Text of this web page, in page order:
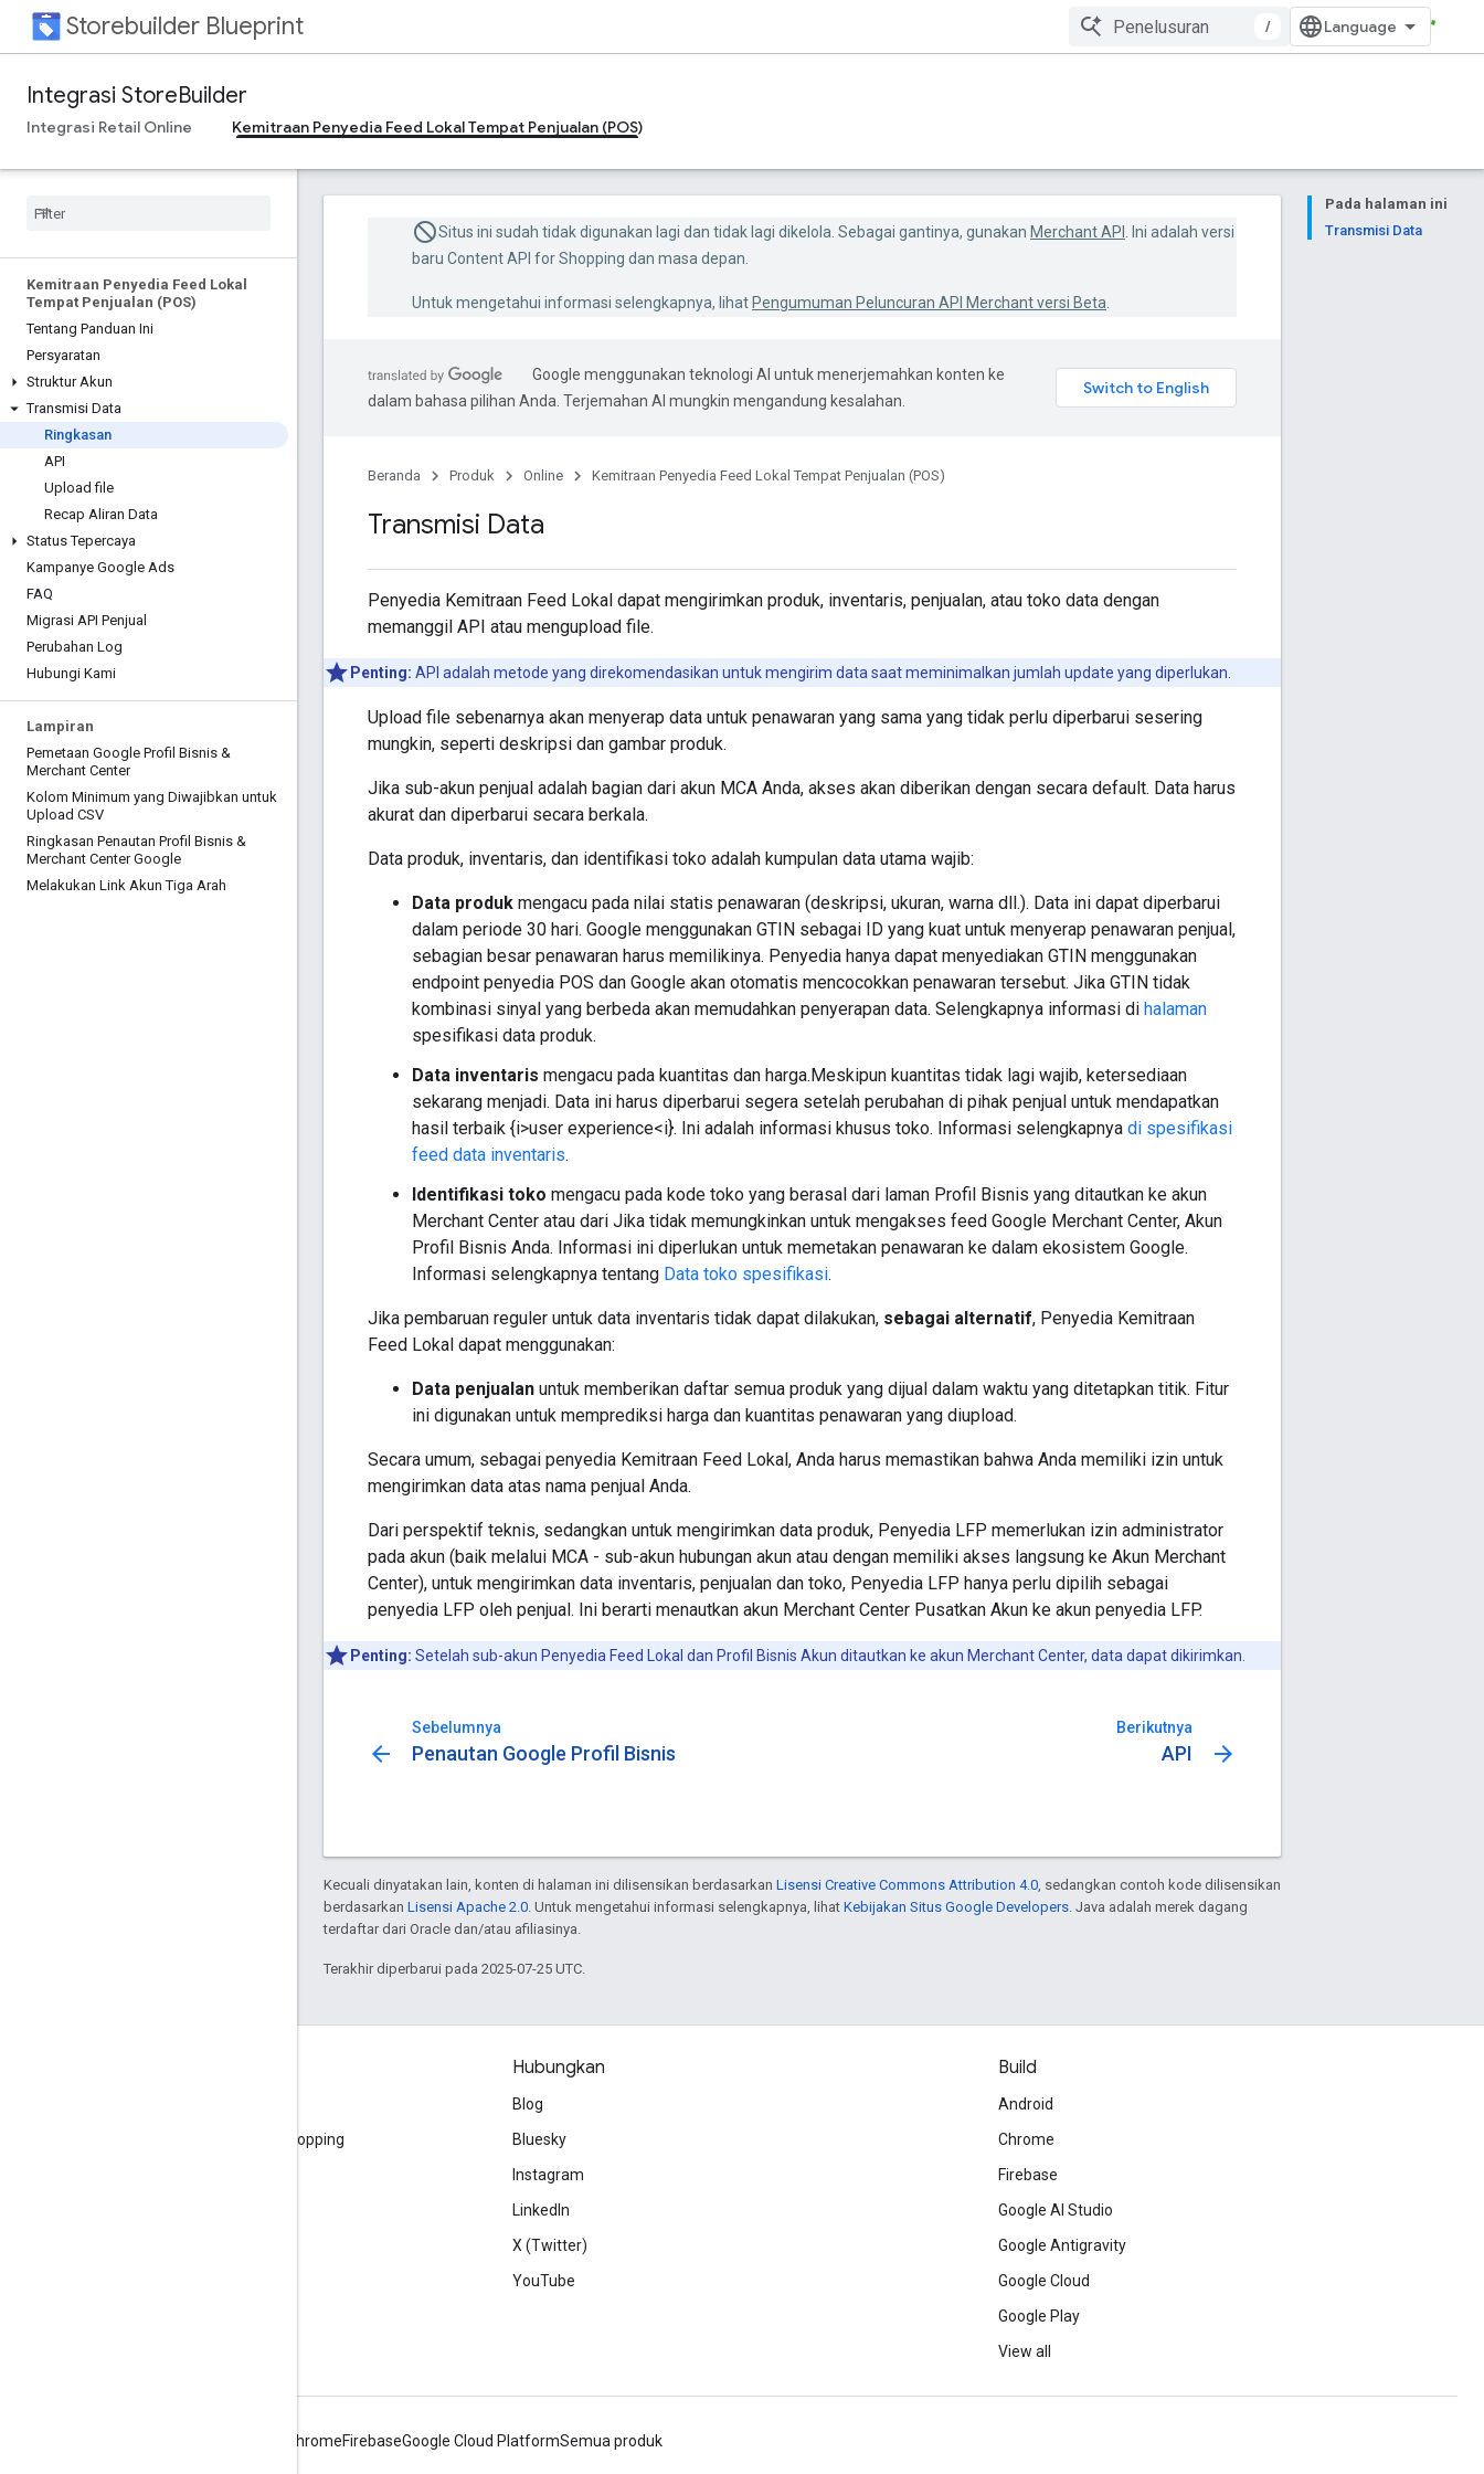
Storebuilder Blueprint /
Integrasi StoreBuilder
Integrasi Retail Online Kemitraan Penyedia Feed Lokal Tempat Penjualan (POS)
Kemitraan Penyedia Feed Lokal
Tempat Penjualan (POS)
Tentang Panduan Ini
Persyaratan
Struktur Akun
Transmisi Data
Ringkasan
API
Upload file
Recap Aliran Data
Status Tepercaya
Kampanye Google Ads
FAQ
Migrasi API Penjual
Perubahan Log
Hubungi Kami
Lampiran
Pemetaan Google Profil Bisnis &
Merchant Center
Kolom Minimum yang Diwajibkan untuk
Upload CSV
Ringkasan Penautan Profil Bisnis &
Merchant Center Google
Melakukan Link Akun Tiga Arah
Pada halaman ini
Transmisi Data
Situs ini sudah tidak digunakan lagi dan tidak lagi dikelola. Sebagai gantinya, gunakan Merchant API
. Ini adalah versi
baru Content API for Shopping dan masa depan.
Untuk mengetahui informasi selengkapnya, lihat Pengumuman Peluncuran API Merchant versi Beta
Google menggunakan teknologi AI untuk menerjemahkan konten ke
dalam bahasa pilihan Anda. Terjemahan AI mungkin mengandung kesalahan.
Beranda Produk Online Kemitraan Penyedia Feed Lokal Tempat Penjualan (POS)
Transmisi Data
Penyedia Kemitraan Feed Lokal dapat mengirimkan produk, inventaris, penjualan, atau toko data dengan
memanggil API atau mengupload file.
Penting: API adalah metode yang direkomendasikan untuk mengirim data saat meminimalkan jumlah update yang diperlukan.
Upload file sebenarnya akan menyerap data untuk penawaran yang sama yang tidak perlu diperbarui sesering
mungkin, seperti deskripsi dan gambar produk.
Jika sub-akun penjual adalah bagian dari akun MCA Anda, akses akan diberikan dengan secara default. Data harus
akurat dan diperbarui secara berkala.
Data produk, inventaris, dan identifikasi toko adalah kumpulan data utama wajib:
Data produk mengacu pada nilai statis penawaran (deskripsi, ukuran, warna dll.). Data ini dapat diperbarui
dalam periode 30 hari. Google menggunakan GTIN sebagai ID yang kuat untuk menyerap penawaran penjual,
sebagian besar penawaran harus memilikinya. Penyedia hanya dapat menyediakan GTIN menggunakan
endpoint penyedia POS dan Google akan otomatis mencocokkan penawaran tersebut. Jika GTIN tidak
kombinasi sinyal yang berbeda akan memudahkan penyerapan data. Selengkapnya informasi di halaman
spesifikasi data produk.
Data inventaris mengacu pada kuantitas dan harga.Meskipun kuantitas tidak lagi wajib, ketersediaan
sekarang menjadi. Data ini harus diperbarui segera setelah perubahan di pihak penjual untuk mendapatkan
hasil terbaik {i>user experience<i}. Ini adalah informasi khusus toko. Informasi selengkapnya di spesifikasi
feed data inventaris.
Identifikasi toko mengacu pada kode toko yang berasal dari laman Profil Bisnis yang ditautkan ke akun
Merchant Center atau dari Jika tidak memungkinkan untuk mengakses feed Google Merchant Center, Akun
Profil Bisnis Anda. Informasi ini diperlukan untuk memetakan penawaran ke dalam ekosistem Google.
Informasi selengkapnya tentang Data toko spesifikasi.
Jika pembaruan reguler untuk data inventaris tidak dapat dilakukan, sebagai alternatif, Penyedia Kemitraan
Feed Lokal dapat menggunakan:
Data penjualan untuk memberikan daftar semua produk yang dijual dalam waktu yang ditetapkan titik. Fitur
ini digunakan untuk memprediksi harga dan kuantitas penawaran yang diupload.
Secara umum, sebagai penyedia Kemitraan Feed Lokal, Anda harus memastikan bahwa Anda memiliki izin untuk
mengirimkan data atas nama penjual Anda.
Dari perspektif teknis, sedangkan untuk mengirimkan data produk, Penyedia LFP memerlukan izin administrator
pada akun (baik melalui MCA - sub-akun hubungan akun atau dengan memiliki akses langsung ke Akun Merchant
Center), untuk mengirimkan data inventaris, penjualan dan toko, Penyedia LFP hanya perlu dipilih sebagai
penyedia LFP oleh penjual. Ini berarti menautkan akun Merchant Center Pusatkan Akun ke akun penyedia LFP.
Penting: Setelah sub-akun Penyedia Feed Lokal dan Profil Bisnis Akun ditautkan ke akun Merchant Center, data dapat dikirimkan.
Sebelumnya
arrow_back Penautan Google Profil Bisnis
Berikutnya
API arrow_forward
Kecuali dinyatakan lain, konten di halaman ini dilisensikan berdasarkan Lisensi Creative Commons Attribution 4.0, sedangkan contoh kode dilisensikan
berdasarkan Lisensi Apache 2.0. Untuk mengetahui informasi selengkapnya, lihat Kebijakan Situs Google Developers. Java adalah merek dagang
terdaftar dari Oracle dan/atau afiliasinya.
Terakhir diperbarui pada 2025-07-25 UTC.
Error Umum Google Content API for Shopping
Hubungkan
Blog
Bluesky
Instagram
LinkedIn
X (Twitter)
YouTube
Build
Android
Chrome
Firebase
Google AI Studio
Google Antigravity
Google Cloud
Google Play
View all
ChromeFirebaseGoogle Cloud PlatformSemua produk